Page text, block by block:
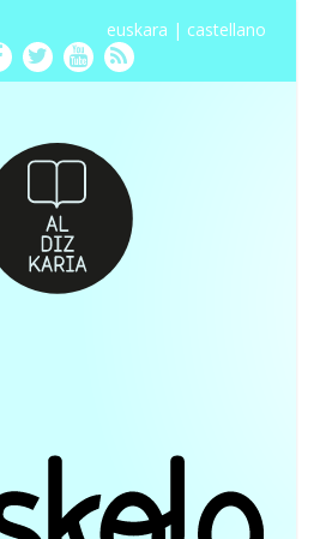
euskara | castellano
Facebook
TwitterYoutube
RSS